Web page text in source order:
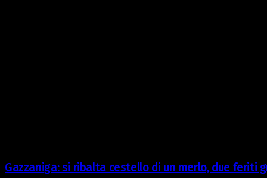
Gazzaniga: si ribalta cestello di un merlo, due feriti